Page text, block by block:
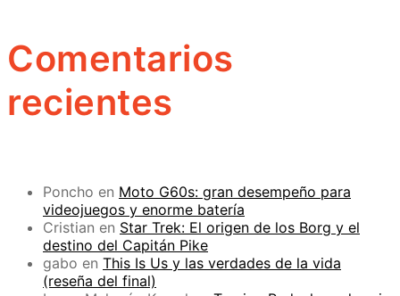
Comentarios
recientes
Poncho en Moto G60s: gran desempeño para
videojuegos y enorme batería
Cristian en Star Trek: El origen de los Borg y el
destino del Capitán Pike
gabo en This Is Us y las verdades de la vida
(reseña del final)